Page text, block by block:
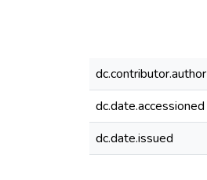
dc.contributor.author
dc.date.accessioned
dc.date.issued